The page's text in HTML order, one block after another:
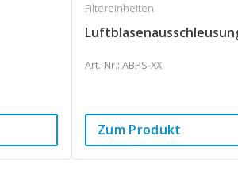
Filtereinheiten
Art.-Nr.: ABPS-XX
Zum Produkt